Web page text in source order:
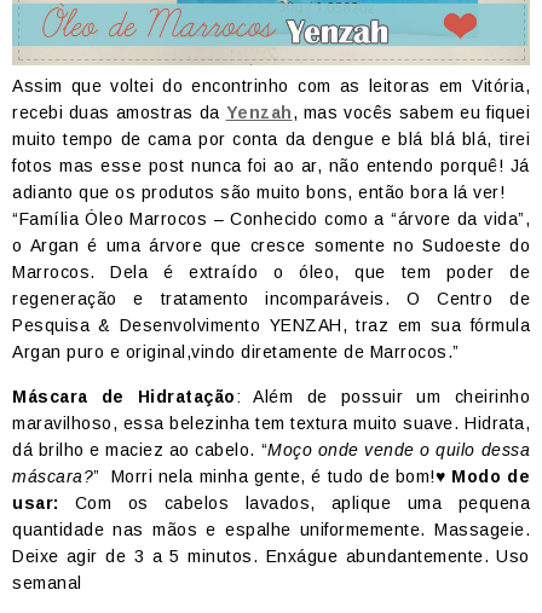
Assim que voltei do encontrinho com as leitoras em Vitória,
recebi duas amostras da Yenzah, mas vocês sabem eu fiquei
muito tempo de cama por conta da dengue e blá blá blá, tirei
fotos mas esse post nunca foi ao ar, não entendo porquê! Já
adianto que os produtos são muito bons, então bora lá ver!
“Família Óleo Marrocos – Conhecido como a “árvore da vida”,
o Argan é uma árvore que cresce somente no Sudoeste do
Marrocos. Dela é extraído o óleo, que tem poder de
regeneração e tratamento incomparáveis. O Centro de
Pesquisa & Desenvolvimento YENZAH, traz em sua fórmula
Argan puro e original,vindo diretamente de Marrocos.”
Máscara de Hidratação: Além de possuir um cheirinho
maravilhoso, essa belezinha tem textura muito suave. Hidrata,
dá brilho e maciez ao cabelo. “Moço onde vende o quilo dessa
máscara?” Morri nela minha gente, é tudo de bom!♥ Modo de
usar: Com os cabelos lavados, aplique uma pequena
quantidade nas mãos e espalhe uniformemente. Massageie.
Deixe agir de 3 a 5 minutos. Enxágue abundantemente. Uso
semanal